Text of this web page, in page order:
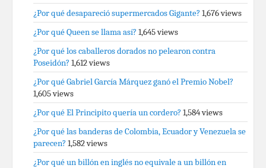
¿Por qué desapareció supermercados Gigante? 1,676 views
¿Por qué Queen se llama así? 1,645 views
¿Por qué los caballeros dorados no pelearon contra
Poseidón? 1,612 views
¿Por qué Gabriel García Márquez ganó el Premio Nobel?
1,605 views
¿Por qué El Principito quería un cordero? 1,584 views
¿Por qué las banderas de Colombia, Ecuador y Venezuela se
parecen? 1,582 views
¿Por qué un billón en inglés no equivale a un billón en